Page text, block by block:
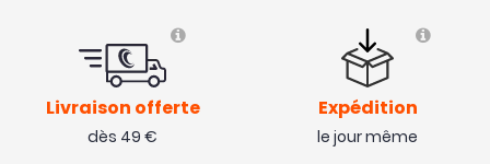
Livraison offerte
dès 49 €
Expédition
le jour même